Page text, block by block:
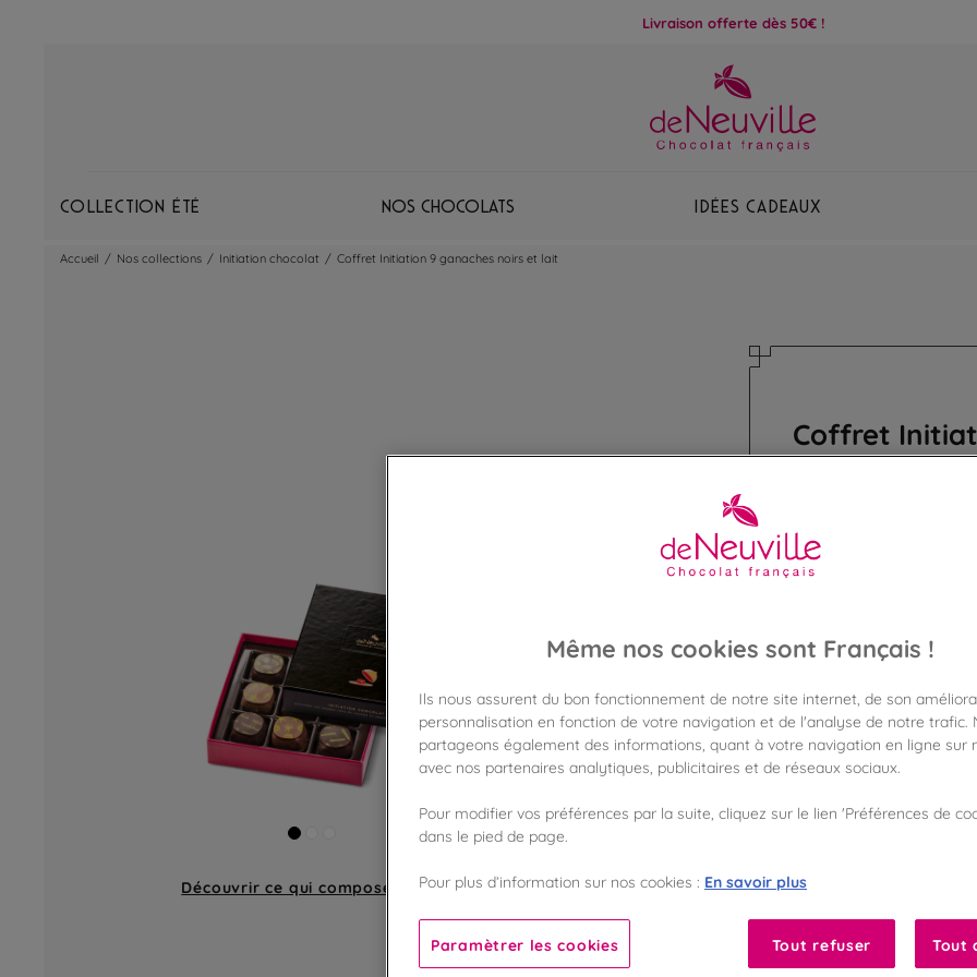
Livraison offerte dès 50€ !
Collection Été Nos chocolats Idées Cadeaux
Accueil / Nos collections / Initiation chocolat / Coffret Initiation 9 ganaches noirs et lait
Découvrir ce qui compose un coffret
Coffret
Assortiment de
13,90 €
Poids 90g
Disponible en
Vérifier la
Frais de port
Liste des ingrédients
Même nos cookies sont Français !
Ils nous assurent du bon fonctionnement de notre site internet, de son
personnalisation en fonction de votre navigation et de l'analyse de notre trafic.
partageons également des informations, quant à votre navigation en ligne sur
avec nos partenaires analytiques, publicitaires et de réseaux sociaux.
Pour modifier vos préférences par la suite, cliquez sur le lien 'Préférences de
dans le pied de page.
Pour plus d’information sur nos cookies : En savoir plus
Paramètrer les cookies Tout refuser Tout